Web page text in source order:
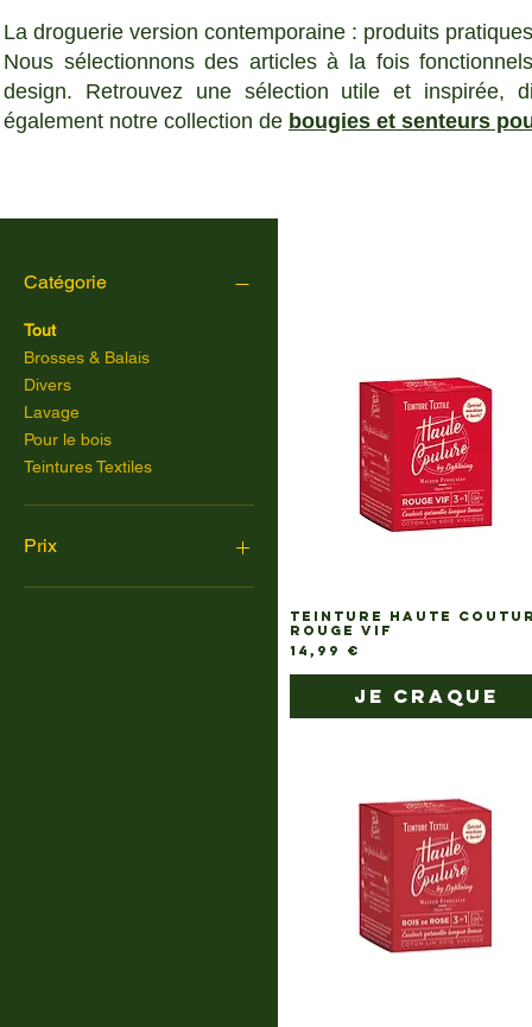
La droguerie version contemporaine : produits
Nous sélectionnons des articles à la fois
design. Retrouvez une sélection utile et inspirée,
également notre collection de bougies et senteurs
Catégorie
Tout
Brosses & Balais
Divers
Lavage
Pour le bois
Teintures Textiles
Prix
TEINTURE HAUTE
ROUGE VIF
Prix
14,99 €
je craque